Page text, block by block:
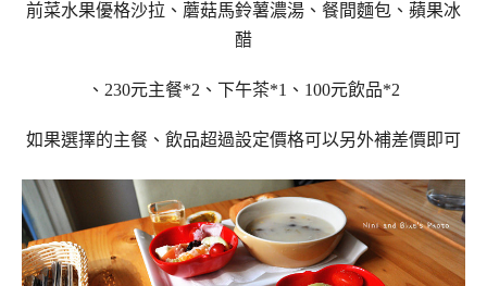
前菜水果優格沙拉、蘑菇馬鈴薯濃湯、餐間麵包、蘋果冰
醋
、230元主餐*2、下午茶*1、100元飲品*2
如果選擇的主餐、飲品超過設定價格可以另外補差價即可